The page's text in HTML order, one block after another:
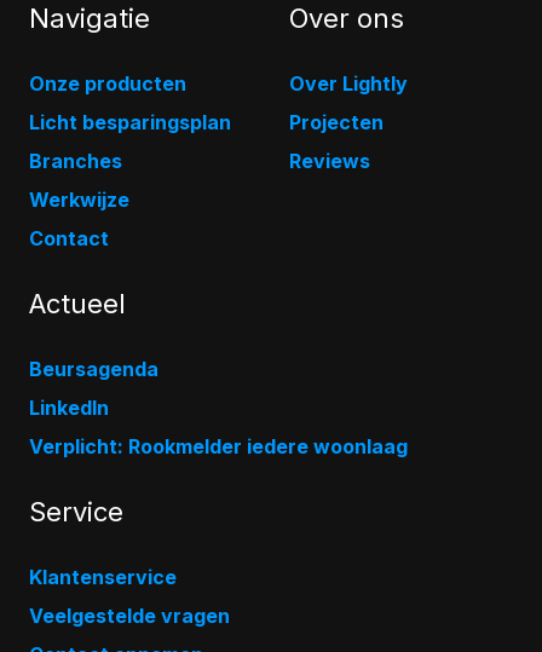
Navigatie
Onze producten
Licht besparingsplan
Branches
Werkwijze
Contact
Over ons
Over Lightly
Projecten
Reviews
Actueel
Beursagenda
LinkedIn
Verplicht: Rookmelder iedere woonlaag
Service
Klantenservice
Veelgestelde vragen